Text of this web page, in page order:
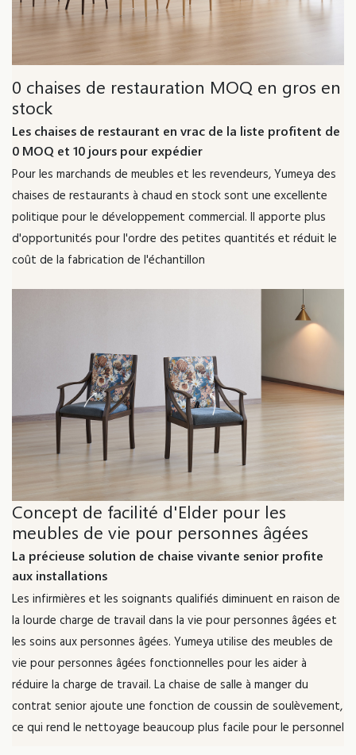
0 chaises de restauration MOQ en gros en
stock
Les chaises de restaurant en vrac de la liste profitent de
0 MOQ et 10 jours pour expédier
Pour les marchands de meubles et les revendeurs, Yumeya des
chaises de restaurants à chaud en stock sont une excellente
politique pour le développement commercial. Il apporte plus
d'opportunités pour l'ordre des petites quantités et réduit le
coût de la fabrication de l'échantillon
Concept de facilité d'Elder pour les
meubles de vie pour personnes âgées
La précieuse solution de chaise vivante senior profite
aux installations
Les infirmières et les soignants qualifiés diminuent en raison de
la lourde charge de travail dans la vie pour personnes âgées et
les soins aux personnes âgées. Yumeya utilise des meubles de
vie pour personnes âgées fonctionnelles pour les aider à
réduire la charge de travail. La chaise de salle à manger du
contrat senior ajoute une fonction de coussin de soulèvement,
ce qui rend le nettoyage beaucoup plus facile pour le personnel